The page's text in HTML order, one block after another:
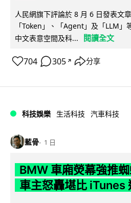
人民網旗下評論於 8 月 6 日發表文
「Token」、「Agent」及「LLM」
中文表意空間及科...
閱讀全文
704 305 ↗ 分享
科技娛樂 生活科技 汽車科技
藍骨 1 日
BMW 車廂熒幕強推
車主怒轟堪比 iTunes